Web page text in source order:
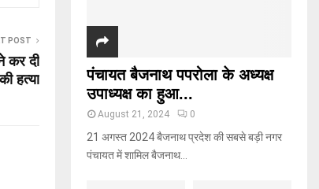
POST
कर दी
हत्या
पंचायत बैजनाथ पपरोला के अध्यक्ष
उपाध्यक्ष का हुआ...
August 21, 2024 0
21 अगस्त 2024 बैजनाथ प्रदेश की सबसे बड़ी नगर
पंचायत में शामिल बैजनाथ...